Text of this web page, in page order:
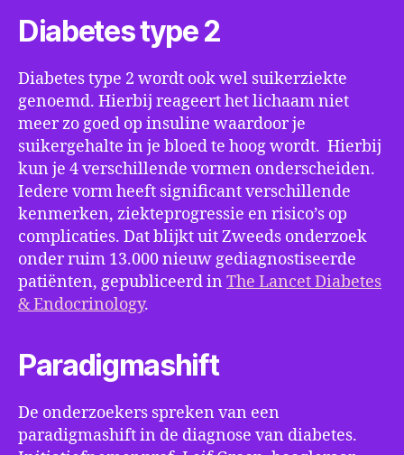
Diabetes type 2
Diabetes type 2 wordt ook wel suikerziekte
genoemd. Hierbij reageert het lichaam niet
meer zo goed op insuline waardoor je
suikergehalte in je bloed te hoog wordt. Hierbij
kun je 4 verschillende vormen onderscheiden.
Iedere vorm heeft significant verschillende
kenmerken, ziekteprogressie en risico’s op
complicaties. Dat blijkt uit Zweeds onderzoek
onder ruim 13.000 nieuw gediagnostiseerde
patiënten, gepubliceerd in The Lancet Diabetes
& Endocrinology.
Paradigmashift
De onderzoekers spreken van een
paradigmashift in de diagnose van diabetes.